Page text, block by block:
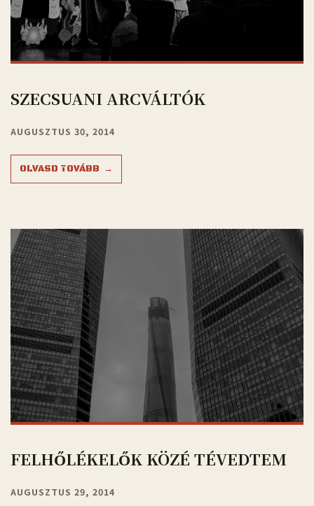
SZECSUANI ARCVÁLTÓK
AUGUSZTUS 30, 2014
OLVASD TOVÁBB
FELHŐLÉKELŐK KÖZÉ TÉVEDTEM
AUGUSZTUS 29, 2014